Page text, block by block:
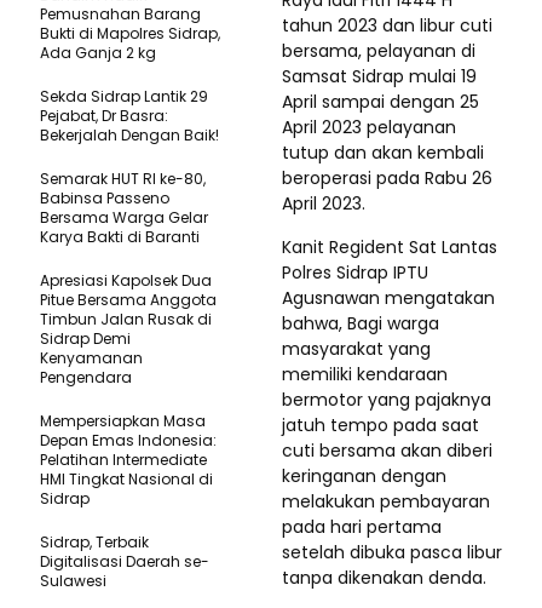
tahun 2023 dan libur cuti
bersama, pelayanan di
Samsat Sidrap mulai 19
April sampai dengan 25
April 2023 pelayanan
tutup dan akan kembali
beroperasi pada Rabu 26
April 2023.
Kanit Regident Sat Lantas
Polres Sidrap IPTU
Agusnawan mengatakan
bahwa, Bagi warga
masyarakat yang
memiliki kendaraan
bermotor yang pajaknya
jatuh tempo pada saat
cuti bersama akan diberi
keringanan dengan
melakukan pembayaran
pada hari pertama
setelah dibuka pasca libur
tanpa dikenakan denda.
Pemusnahan Barang
Bukti di Mapolres Sidrap,
Ada Ganja 2 kg
Sekda Sidrap Lantik 29
Pejabat, Dr Basra:
Bekerjalah Dengan Baik!
Semarak HUT RI ke-80,
Babinsa Passeno
Bersama Warga Gelar
Karya Bakti di Baranti
Apresiasi Kapolsek Dua
Pitue Bersama Anggota
Timbun Jalan Rusak di
Sidrap Demi
Kenyamanan
Pengendara
Mempersiapkan Masa
Depan Emas Indonesia:
Pelatihan Intermediate
HMI Tingkat Nasional di
Sidrap
Sidrap, Terbaik
Digitalisasi Daerah se-
Sulawesi